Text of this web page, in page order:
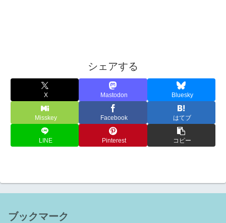
シェアする
X Mastodon Bluesky
Misskey Facebook はてブ
LINE Pinterest コピー
ブックマーク